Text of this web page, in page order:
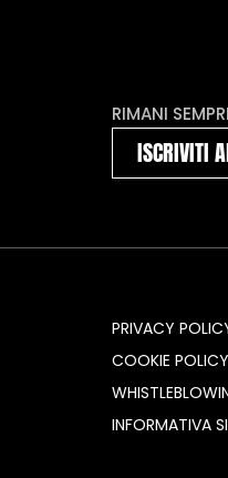
RIMANI
ISCRIVITI
PRIVACY
COOKIE POLICY
INFORMATIVA